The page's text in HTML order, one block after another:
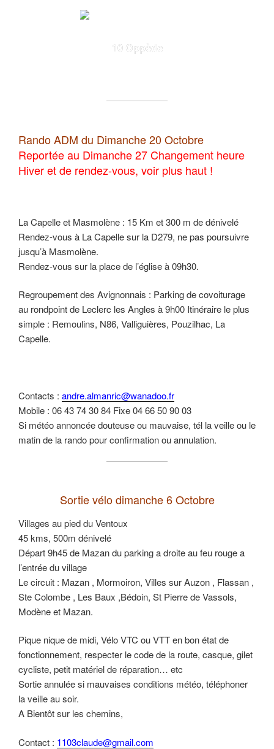
10 Oppède
Rando ADM du Dimanche 20 Octobre
Reportée au Dimanche 27 Changement heure
Hiver et de rendez-vous, voir plus haut !
La Capelle et Masmolène : 15 Km et 300 m de dénivelé
Rendez-vous à La Capelle sur la D279, ne pas poursuivre
jusqu’à Masmolène.
Rendez-vous sur la place de l’église à 09h30.
Regroupement des Avignonnais : Parking de covoiturage
au rondpoint de Leclerc les Angles à 9h00 Itinéraire le plus
simple : Remoulins, N86, Valliguières, Pouzilhac, La
Capelle.
Contacts : andre.almanric@wanadoo.fr
Mobile : 06 43 74 30 84 Fixe 04 66 50 90 03
Si météo annoncée douteuse ou mauvaise, tél la veille ou le
matin de la rando pour confirmation ou annulation.
Sortie vélo dimanche 6 Octobre
Villages au pied du Ventoux
45 kms, 500m dénivelé
Départ 9h45 de Mazan du parking a droite au feu rouge a
l’entrée du village
Le circuit : Mazan , Mormoiron, Villes sur Auzon , Flassan ,
Ste Colombe , Les Baux ,Bédoin, St Pierre de Vassols,
Modène et Mazan.
Pique nique de midi, Vélo VTC ou VTT en bon état de
fonctionnement, respecter le code de la route, casque, gilet
cycliste, petit matériel de réparation… etc
Sortie annulée si mauvaises conditions météo, téléphoner
la veille au soir.
A Bientôt sur les chemins,
Contact : 1103claude@gmail.com